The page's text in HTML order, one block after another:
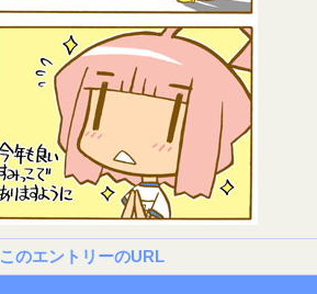
このエントリーのURL